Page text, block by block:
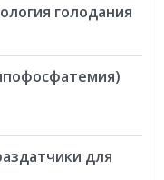
голодания
для